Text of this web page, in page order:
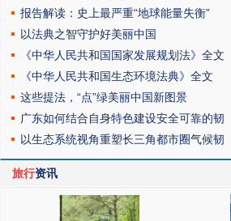
报告解读：史上最严重“地球能量失衡”
以法典之智守护好美丽中国
《中华人民共和国国家发展规划法》全文
《中华人民共和国生态环境法典》全文
这些提法，“点”绿美丽中国新图景
广东如何结合自身特色建设安全可靠的韧
以生态系统视角重塑长三角都市圈气候韧
旅行资讯